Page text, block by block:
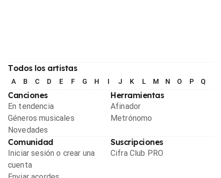
Todos los artistas
A B C D E F G H I J K L M N O P Q
Canciones
En tendencia
Géneros musicales
Novedades
Herramientas
Afinador
Metrónomo
Comunidad
Iniciar sesión o crear una
cuenta
Suscripciones
Cifra Club PRO